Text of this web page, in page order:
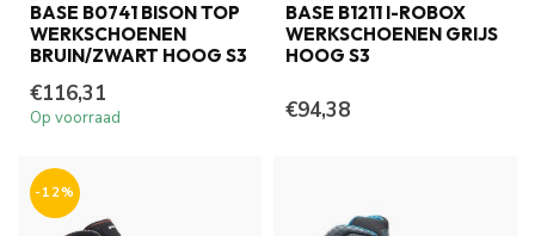
BASE B0741 BISON TOP
WERKSCHOENEN
BRUIN/ZWART HOOG S3
€116,31
Op voorraad
BASE B1211 I-ROBOX
WERKSCHOENEN GRIJS
HOOG S3
€94,38
-12%